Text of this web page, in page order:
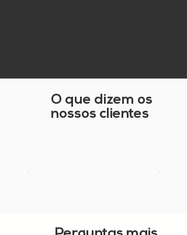
O que dizem os
nossos clientes